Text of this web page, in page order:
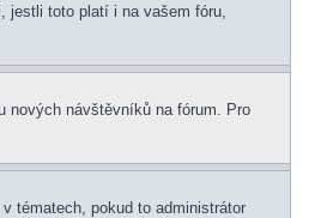
jestli toto platí i na vašem fóru,
nových návštěvníků na fórum. Pro
tématech, pokud to administrátor